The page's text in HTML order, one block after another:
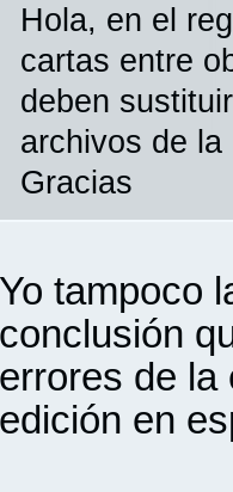
Hola, en el
cartas entre
deben
archivos de la
Gracias
Yo tampoco
conclusión
errores de la
edición en